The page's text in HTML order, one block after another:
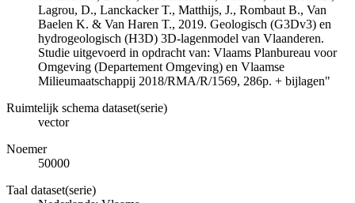
Lagrou, D., Lanckacker T., Matthijs, J., Rombaut B., Van
Baelen K. & Van Haren T., 2019. Geologisch (G3Dv3) en
hydrogeologisch (H3D) 3D-lagenmodel van Vlaanderen.
Studie uitgevoerd in opdracht van: Vlaams Planbureau voor
Omgeving (Departement Omgeving) en Vlaamse
Milieumaatschappij 2018/RMA/R/1569, 286p. + bijlagen"
Ruimtelijk schema dataset(serie)
vector
Noemer
50000
Taal dataset(serie)